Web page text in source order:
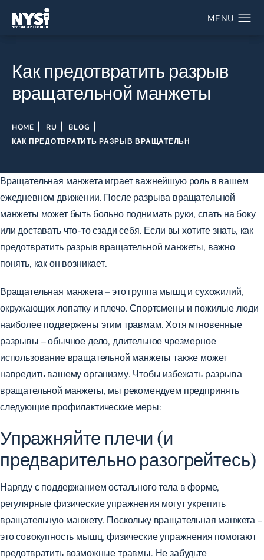
Как предотвратить разрыв
вращательной манжеты
HOME RU
BLOG
КАК ПРЕДОТВРАТИТЬ РАЗРЫВ ВРАЩАТЕЛЬН
Вращательная манжета играет важнейшую роль в вашем
ежедневном движении. После разрыва вращательной
манжеты может быть больно поднимать руки, спать на боку
или доставать что-то сзади себя. Если вы хотите знать, как
предотвратить разрыв вращательной манжеты, важно
понять, как он возникает.
Вращательная манжета – это группа мышц и сухожилий,
окружающих лопатку и плечо. Спортсмены и пожилые люди
наиболее подвержены этим травмам. Хотя мгновенные
разрывы – обычное дело, длительное чрезмерное
использование вращательной манжеты также может
навредить вашему организму. Чтобы избежать разрыва
вращательной манжеты, мы рекомендуем предпринять
следующие профилактические меры:
Упражняйте плечи (и
предварительно разогрейтесь)
Наряду с поддержанием остального тела в форме,
регулярные физические упражнения могут укрепить
вращательную манжету. Поскольку вращательная манжета –
это совокупность мышц, физические упражнения помогают
предотвратить возможные травмы. Не забудьте